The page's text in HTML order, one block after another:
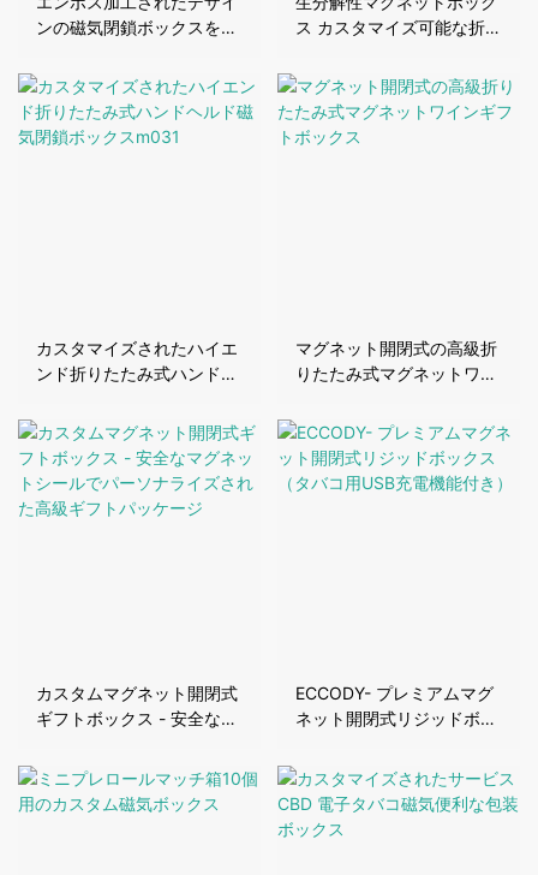
ンの磁気閉鎖ボックスを備
りたたみ式ギフトマグネッ
トボックスm034
ス カスタマイズ可能な折り
M035
カスタマイズされたハイエ
ンド折りたたみ式ハンドヘ
m031
マグネット開閉式の高級折
りたたみ式マグネットワイ
カスタムマグネット開閉式
ギフトボックス - 安全なマ
ライズされた高級ギフトパ
ッケージ
ECCODY- プレミアムマグ
ネット開閉式リジッドボッ
能付き）